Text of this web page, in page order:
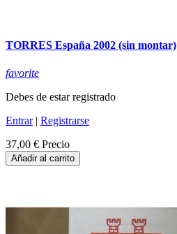
TORRES España 2002 (sin montar)
favorite
Debes de estar registrado
Entrar| Registrarse
37,00 € Precio
Añadir al carrito